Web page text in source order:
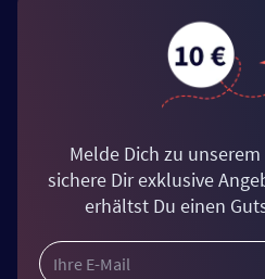
Melde Dich zu
sichere Dir exklusive
erhältst Du einen